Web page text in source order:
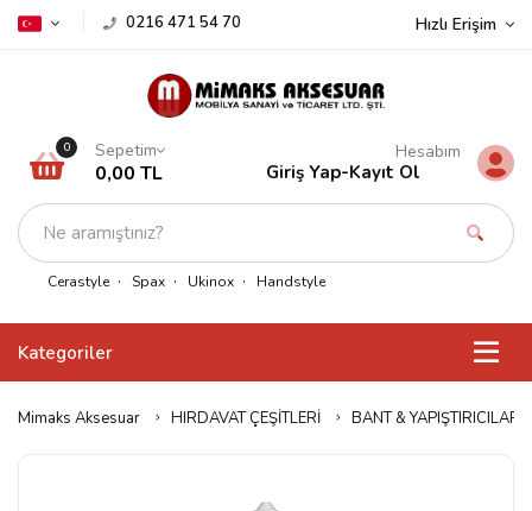
0216 471 54 70 Hızlı Erişim
Cerastyle Spax Ukinox Handstyle
0 Sepetim
0,00 TL
Hesabım
Giriş Yap-Kayıt Ol
Kategoriler
Mimaks Aksesuar HIRDAVAT ÇEŞİTLERİ BANT & YAPIŞTIRICILAR